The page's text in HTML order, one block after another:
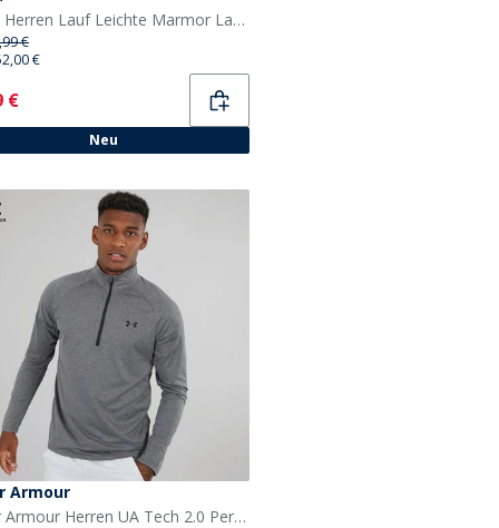
Puma Herren Lauf Leichte Marmor Laufjacke Schwarz/Gelb
€
€
€
Neu
Armour
Under Armour Herren UA Tech 2.0 Performance Sporttops Grau